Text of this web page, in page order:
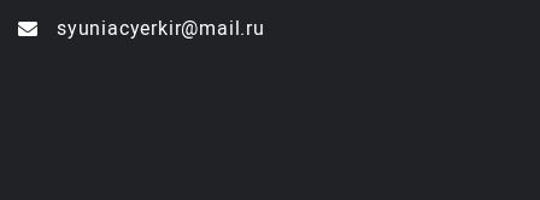
syuniacyerkir@mail.ru